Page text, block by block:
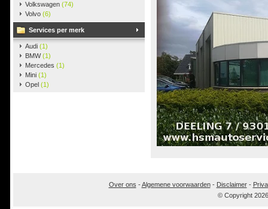
Volkswagen (74)
Volvo (6)
Services per merk
Audi (1)
BMW(1)
Mercedes (1)
Mini (1)
Opel (1)
Over ons -Algemene voorwaarden- Disclaimer-
© Copyright